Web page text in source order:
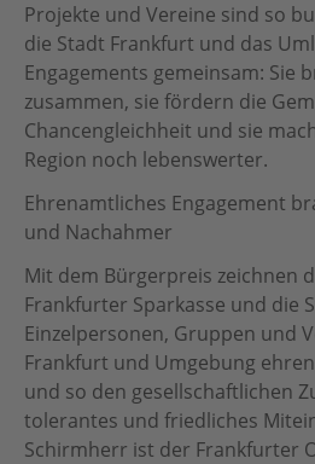
Projekte und Vereine sind so
die Stadt Frankfurt und das
Engagements gemeinsam: Sie
zusammen, sie fördern die
Chancengleichheit und sie
Region noch lebenswerter.
Ehrenamtliches Engagement
und Nachahmer
Mit dem Bürgerpreis zeichnen
Frankfurter Sparkasse und die
Einzelpersonen, Gruppen und
Frankfurt und Umgebung
und so den gesellschaftlichen
tolerantes und friedliches
Schirmherr ist der Frankfurter